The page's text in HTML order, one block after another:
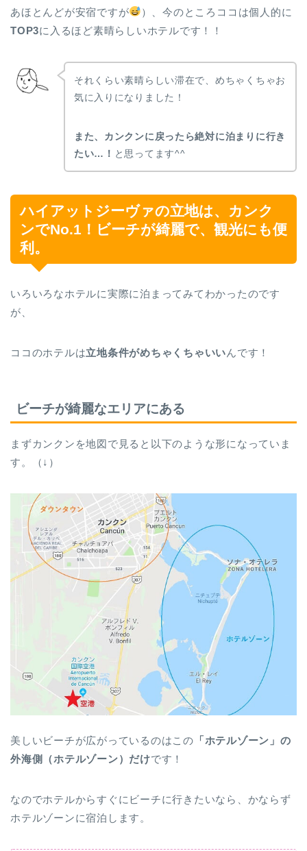
あほとんどが安宿ですが
）、今のところココは個人的に
TOP3に入るほど素晴らしいホテルです！！
それくらい素晴らしい滞在で、めちゃくちゃお
気に入りになりました！
また、カンクンに戻ったら絶対に泊まりに行き
たい…！ と思ってます^^
ハイアットジーヴァの立地は、カンク
ンでNo.1！ビーチが綺麗で、観光にも便
利。
いろいろなホテルに実際に泊まってみてわかったのです
が、
ココのホテルは立地条件がめちゃくちゃいいんです！
ビーチが綺麗なエリアにある
まずカンクンを地図で見ると以下のような形になっていま
す。（↓）
美しいビーチが広がっているのはこの 「ホテルゾーン」の
外海側（ホテルゾーン）だけです！
なのでホテルからすぐにビーチに行きたいなら、かならず
ホテルゾーンに宿泊します。